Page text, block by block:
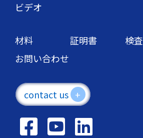
ビデオ
材料 証明書
検査
お問い合わせ
contact us +